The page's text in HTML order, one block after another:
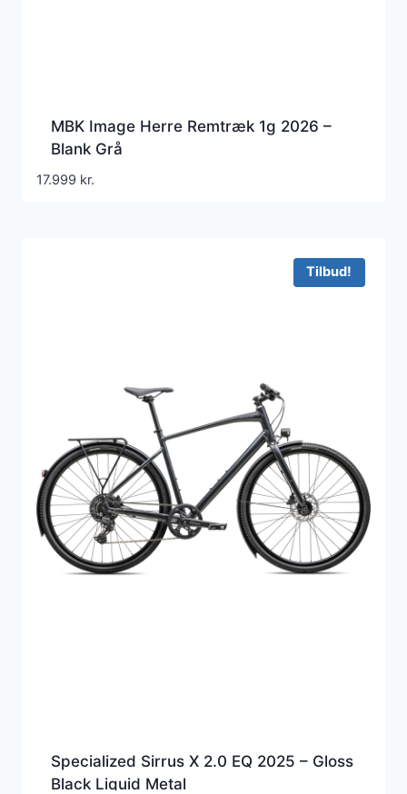
MBK Image Herre Remtræk 1g 2026 –
Blank Grå
17.999 kr.
Tilbud!
Specialized Sirrus X 2.0 EQ 2025 – Gloss
Black Liquid Metal